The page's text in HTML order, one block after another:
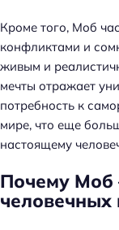
Кроме того, Моб
конфликтами и
живым и
мечты отражает
потребность к
мире, что еще
настоящему
Почему